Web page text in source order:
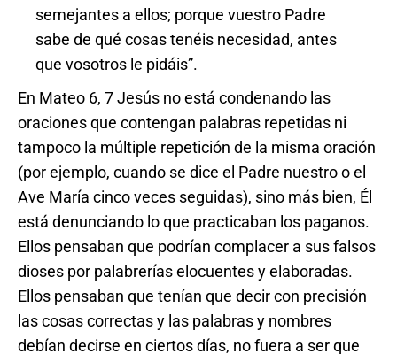
semejantes a ellos; porque vuestro Padre
sabe de qué cosas tenéis necesidad, antes
que vosotros le pidáis”.
En Mateo 6, 7 Jesús no está condenando las
oraciones que contengan palabras repetidas ni
tampoco la múltiple repetición de la misma oración
(por ejemplo, cuando se dice el Padre nuestro o el
Ave María cinco veces seguidas), sino más bien, Él
está denunciando lo que practicaban los paganos.
Ellos pensaban que podrían complacer a sus falsos
dioses por palabrerías elocuentes y elaboradas.
Ellos pensaban que tenían que decir con precisión
las cosas correctas y las palabras y nombres
debían decirse en ciertos días, no fuera a ser que